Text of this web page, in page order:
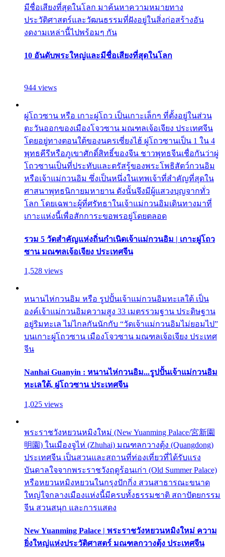
มีชื่อเสียงที่สุดในโลก มาค้นหาความหมายทาง
ประวัติศาสตร์และวัฒนธรรมที่ฝังอยู่ในสิ่งก่อสร้างอัน
งดงามเหล่านี้ไปพร้อมๆ กัน
10 อันดับพระใหญ่และมีชื่อเสียงที่สุดในโลก
944 views
ผู่โถวซาน หรือ เกาะผู่โถว เป็นเกาะเล็กๆ ที่ตั้งอยู่ในส่วน
ตะวันออกของเมืองโจวซาน มณฑลเจ้อเจียง ประเทศจีน
โดยอยู่ทางตอนใต้ของนครเซี่ยงไฮ้ ผู่โถวซานเป็น 1 ใน 4
พุทธคีรีหรือภูเขาศักดิ์สิทธิ์ของจีน ชาวพุทธจีนเชื่อกันว่าผู่
โถวซานเป็นที่ประทับและตรัสรู้ของพระโพธิสัตว์กวนอิม
หรือเจ้าแม่กวนอิม ซึ่งเป็นหนึ่งในเทพเจ้าที่สำคัญที่สุดใน
ศาสนาพุทธนิกายมหายาน ดังนั้นจึงมีผู้แสวงบุญจากทั่ว
โลก โดยเฉพาะผู้ที่ศรัทธาในเจ้าแม่กวนอิมเดินทางมาที่
เกาะแห่งนี้เพื่อสักการะขอพรอยู่โดยตลอด
รวม 5 วัดสำคัญแห่งถิ่นกำเนิดเจ้าแม่กวนอิม | เกาะผู่โถว
ซาน มณฑลเจ้อเจียง ประเทศจีน
1,528 views
หนานไห่กวนอิม หรือ รูปปั้นเจ้าแม่กวนอิมทะเลใต้ เป็น
องค์เจ้าแม่กวนอิมความสูง 33 เมตรรวมฐาน ประดิษฐาน
อยู่ริมทะเล ไม่ไกลกันนักกับ “วัดเจ้าแม่กวนอิมไม่ยอมไป”
บนเกาะผู่โถวซาน เมืองโจวซาน มณฑลเจ้อเจียง ประเทศ
จีน
Nanhai Guanyin : หนานไห่กวนอิม...รูปปั้นเจ้าแม่กวนอิม
ทะเลใต้, ผู่โถวซาน ประเทศจีน
1,025 views
พระราชวังหยวนหมิงใหม่ (New Yuanming Palace/宮新園
明園) ในเมืองจูไห่ (Zhuhai) มณฑลกวางตุ้ง (Quangdong)
ประเทศจีน เป็นสวนและสถานที่ท่องเที่ยวที่ได้รับแรง
บันดาลใจจากพระราชวังฤดูร้อนเก่า (Old Summer Palace)
หรือหยวนหมิงหยวนในกรุงปักกิ่ง สวนสาธารณะขนาด
ใหญ่ใจกลางเมืองแห่งนี้มีครบทั้งธรรมชาติ สถาปัตยกรรม
จีน สวนสนุก และการแสดง
New Yuanming Palace | พระราชวังหยวนหมิงใหม่ ความ
ยิ่งใหญ่แห่งประวัติศาสตร์ มณฑลกวางตุ้ง ประเทศจีน